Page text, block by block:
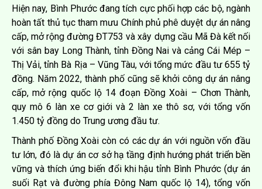
Hiện nay, Bình Phước đang tích cực phối hợp các bộ, ngành
hoàn tất thủ tục tham mưu Chính phủ phê duyệt dự án nâng
cấp, mở rộng đường ĐT753 và xây dựng cầu Mã Đà kết nối
với sân bay Long Thành, tỉnh Đồng Nai và cảng Cái Mép –
Thị Vải, tỉnh Bà Rịa – Vũng Tàu, với tổng mức đầu tư 655 tỷ
đồng. Năm 2022, thành phố cũng sẽ khởi công dự án nâng
cấp, mở rộng quốc lộ 14 đoạn Đồng Xoài – Chơn Thành,
quy mô 6 làn xe cơ giới và 2 làn xe thô sơ, với tổng vốn
1.450 tỷ đồng do Trung ương đầu tư.
Thành phố Đồng Xoài còn có các dự án với nguồn vốn đầu
tư lớn, đó là dự án cơ sở hạ tầng định hướng phát triển bền
vững và thích ứng biến đổi khi hậu tỉnh Bình Phước (dự án
suối Rạt và đường phía Đông Nam quốc lộ 14), tổng vốn